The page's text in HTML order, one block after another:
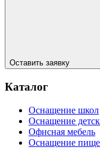
Оставить заявку
Каталог
Оснащение школ
Оснащение
Офисная мебель
Оснащение